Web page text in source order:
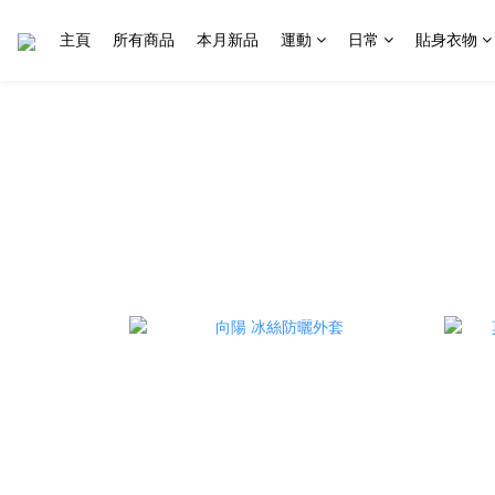
主頁 所有商品 本月新品 運動 日常 貼身衣物